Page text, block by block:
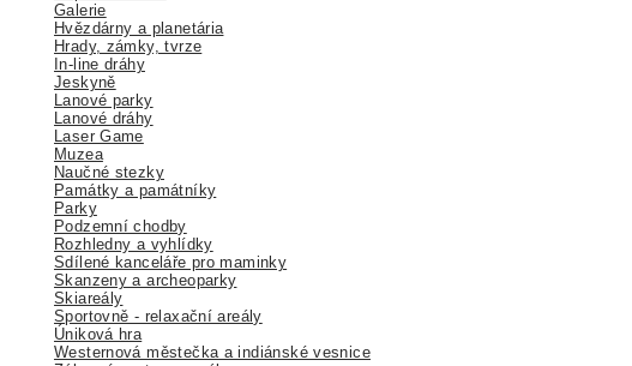
Galerie
Hvězdárny a planetária
Hrady, zámky, tvrze
In-line dráhy
Jeskyně
Lanové parky
Lanové dráhy
Laser Game
Muzea
Naučné stezky
Památky a památníky
Parky
Podzemní chodby
Rozhledny a vyhlídky
Sdílené kanceláře pro maminky
Skanzeny a archeoparky
Skiareály
Sportovně - relaxační areály
Úniková hra
Westernová městečka a indiánské vesnice